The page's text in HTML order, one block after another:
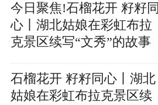
今日聚焦!石榴花开 籽籽同
心丨湖北姑娘在彩虹布拉
克景区续写“文秀”的故事
石榴花开 籽籽同心丨湖北
姑娘在彩虹布拉克景区续